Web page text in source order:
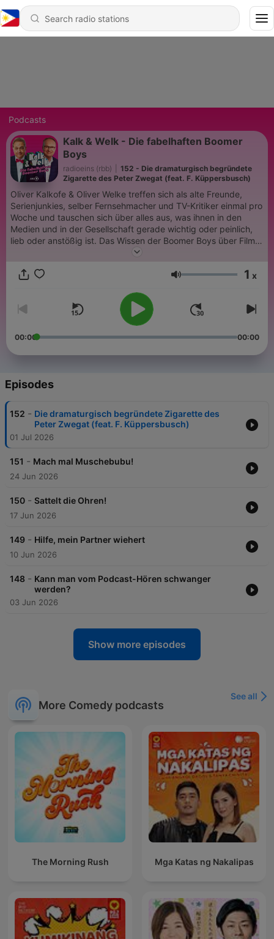
Podcasts
Kalk & Welk - Die fabelhaften Boomer
Boys
radioeins (rbb)
152 - Die dramaturgisch begründete
Zigarette des Peter Zwegat (feat. F. Küppersbusch)
Oliver Kalkofe & Oliver Welke treffen sich als alte Freunde,
Serienjunkies, selber Fernsehmacher und TV-Kritiker einmal pro
Woche und tauschen sich über alles aus, was ihnen in den
Medien und in der Gesellschaft gerade wichtig oder peinlich,
lieb oder anstößig ist. Das Wissen der Boomer Boys über Filme,
Fernsehserien und Unterhaltungsshows (ob von übermorgen
waschechte Nerds, die zwar zwischen Programmzeitschriften,
sind, für die das Internet aber längst kein Neuland mehr ist.
Volume 1 x
00:00 00:00
Episodes
152 - Die dramaturgisch begründete Zigarette des
Peter Zwegat (feat. F. Küppersbusch)
01 Jul 2026
151 - Mach mal Muschebubu!
24 Jun 2026
150 - Sattelt die Ohren!
17 Jun 2026
149 - Hilfe, mein Partner wiehert
10 Jun 2026
148 - Kann man vom Podcast-Hören schwanger
werden?
03 Jun 2026
Show more episodes
More Comedy podcasts
See all
The Morning Rush Mga Katas ng Nakalipas